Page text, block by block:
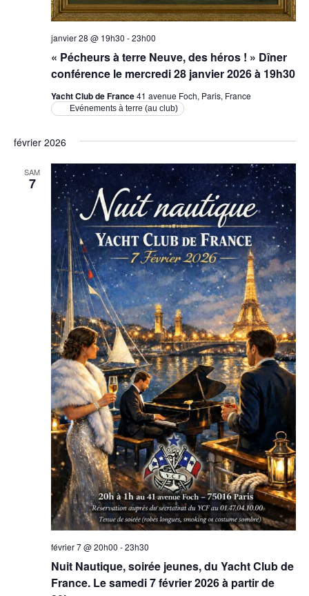
« Pécheurs à terre Neuve, des héros ! » Dîner
conférence le mercredi 28 janvier 2026 à 19h30
janvier 28 @ 19h30 -23h00
Yacht Club de France41 avenue Foch, Paris, France
Evénements à terre (au club)
février 2026
SAM
7
Nuit Nautique, soirée jeunes, du Yacht Club de
France. Le samedi 7 février 2026 à partir de
février 7 @ 20h00 -23h30